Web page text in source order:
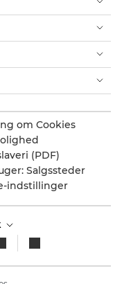
om Cookies
(PDF)
Salgssteder
indstillinger